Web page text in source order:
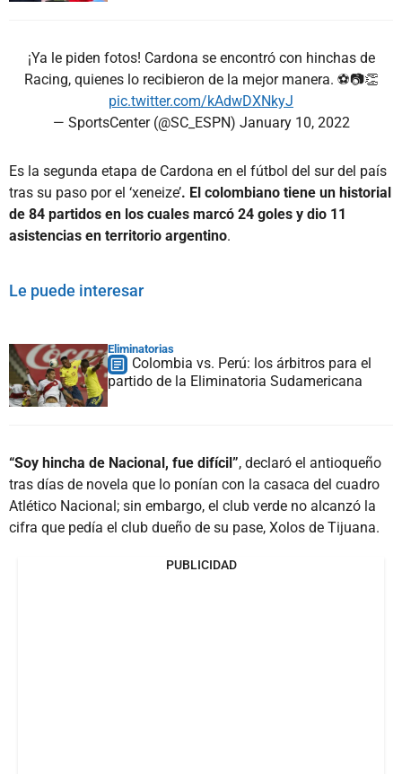
¡Ya le piden fotos! Cardona se encontró con hinchas de
Racing, quienes lo recibieron de la mejor manera. ⚽📷👏
pic.twitter.com/kAdwDXNkyJ
— SportsCenter (@SC_ESPN) January 10, 2022
Es la segunda etapa de Cardona en el fútbol del sur del país
tras su paso por el ‘xeneize’. El colombiano tiene un historial
de 84 partidos en los cuales marcó 24 goles y dio 11
asistencias en territorio argentino.
Le puede interesar
Eliminatorias
Colombia vs. Perú: los árbitros para el
partido de la Eliminatoria Sudamericana
“Soy hincha de Nacional, fue difícil”, declaró el antioqueño
tras días de novela que lo ponían con la casaca del cuadro
Atlético Nacional; sin embargo, el club verde no alcanzó la
cifra que pedía el club dueño de su pase, Xolos de Tijuana.
PUBLICIDAD